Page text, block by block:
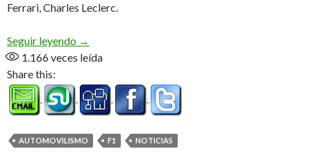
Ferrari, Charles Leclerc.
Seguir leyendo Una cuestión de peso
→
1.166veces leída
Share this:
AUTOMOVILISMO F1 NOTICIAS